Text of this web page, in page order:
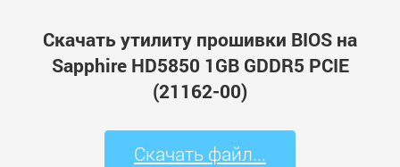
Скачать утилиту прошивки BIOS на
Sapphire HD5850 1GB GDDR5 PCIE
(21162-00)
Скачать файл...